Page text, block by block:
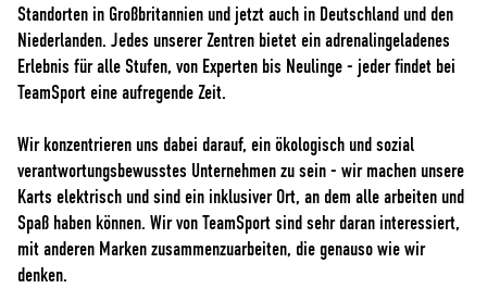
Standorten in Großbritannien und jetzt auch in Deutschland und den
Niederlanden. Jedes unserer Zentren bietet ein adrenalingeladenes
Erlebnis für alle Stufen, von Experten bis Neulinge - jeder findet bei
TeamSport eine aufregende Zeit.
Wir konzentrieren uns dabei darauf, ein ökologisch und sozial
verantwortungsbewusstes Unternehmen zu sein - wir machen unsere
Karts elektrisch und sind ein inklusiver Ort, an dem alle arbeiten und
Spaß haben können. Wir von TeamSport sind sehr daran interessiert,
mit anderen Marken zusammenzuarbeiten, die genauso wie wir
denken.